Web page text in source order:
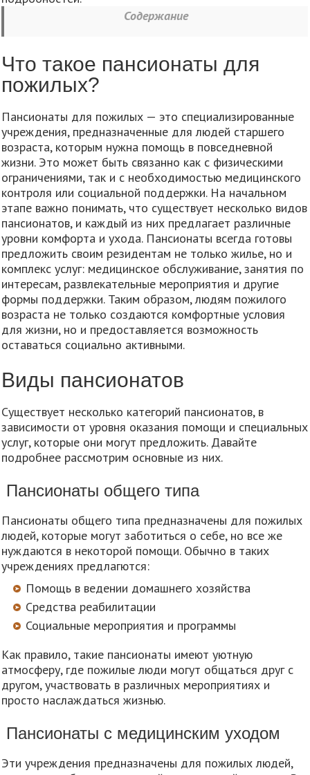
Содержание
Что такое пансионаты для
пожилых?
Пансионаты для пожилых — это специализированные
учреждения, предназначенные для людей старшего
возраста, которым нужна помощь в повседневной
жизни. Это может быть связанно как с физическими
ограничениями, так и с необходимостью медицинского
контроля или социальной поддержки. На начальном
этапе важно понимать, что существует несколько видов
пансионатов, и каждый из них предлагает различные
уровни комфорта и ухода. Пансионаты всегда готовы
предложить своим резидентам не только жилье, но и
комплекс услуг: медицинское обслуживание, занятия по
интересам, развлекательные мероприятия и другие
формы поддержки. Таким образом, людям пожилого
возраста не только создаются комфортные условия
для жизни, но и предоставляется возможность
оставаться социально активными.
Виды пансионатов
Существует несколько категорий пансионатов, в
зависимости от уровня оказания помощи и специальных
услуг, которые они могут предложить. Давайте
подробнее рассмотрим основные из них.
Пансионаты общего типа
Пансионаты общего типа предназначены для пожилых
людей, которые могут заботиться о себе, но все же
нуждаются в некоторой помощи. Обычно в таких
учреждениях предлагются:
Помощь в ведении домашнего хозяйства
Средства реабилитации
Социальные мероприятия и программы
Как правило, такие пансионаты имеют уютную
атмосферу, где пожилые люди могут общаться друг с
другом, участвовать в различных мероприятиях и
просто наслаждаться жизнью.
Пансионаты с медицинским уходом
Эти учреждения предназначены для пожилых людей,